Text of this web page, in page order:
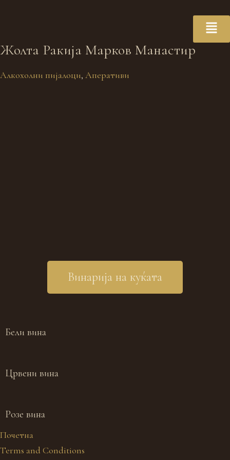
Жолта Ракија Марков Манастир
Алкохолни пијалоци, Аперативи
Винарија на куќата
Бели вина
Црвени вина
Розе вина
Почетна
Terms and Conditions